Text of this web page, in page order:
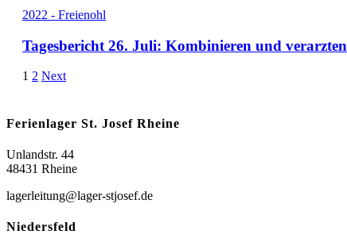
2022 - Freienohl
Tagesbericht 26. Juli: Kombinieren und verarzten
1 2 Next
Ferienlager St. Josef Rheine
Unlandstr. 44
48431 Rheine
lagerleitung@lager-stjosef.de
Niedersfeld